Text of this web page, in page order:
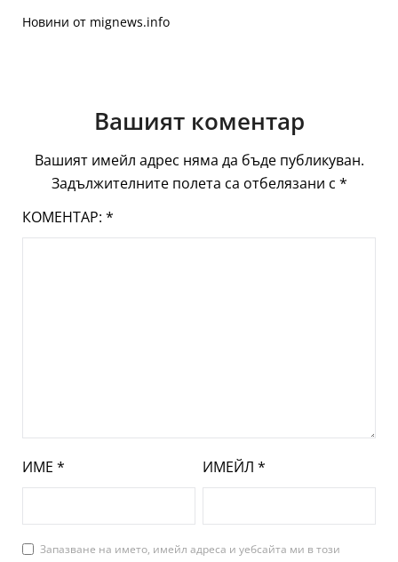
Новини от mignews.info
Вашият коментар
Вашият имейл адрес няма да бъде публикуван.
Задължителните полета са отбелязани с *
КОМЕНТАР: *
ИМЕ * ИМЕЙЛ *
Запазване на името, имейл адреса и уебсайта ми в този